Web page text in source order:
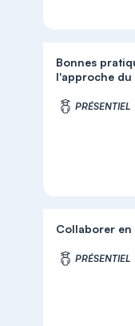
Bonnes
l'approche
PRÉSENTIEL
Collaborer
PRÉSENTIEL